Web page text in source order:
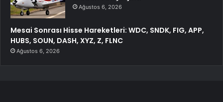
Ağustos 6, 2026
Mesai Sonrası Hisse Hareketleri: WDC, SNDK, FIG, APP,
HUBS, SOUN, DASH, XYZ, Z, FLNC
Ağustos 6, 2026